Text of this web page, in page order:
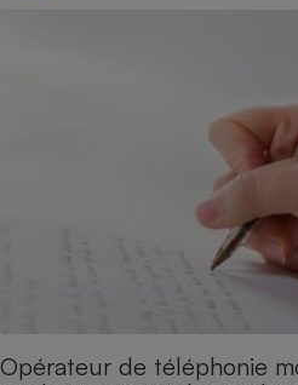
Opérateur de téléphonie